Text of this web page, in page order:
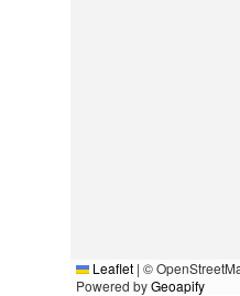
Leaflet | ©
Powered byGeoapify